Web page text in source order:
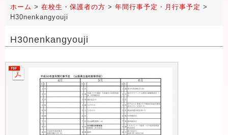
ホーム > 在校生・保護者の方 > 年間行事予定・月行事予定 >
H30nenkangyouji
H30nenkangyouji